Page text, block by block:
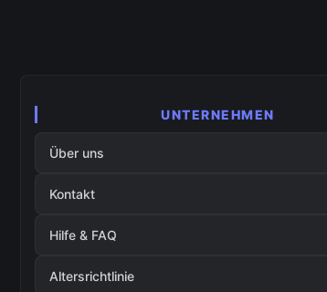
UNTERNEHMEN
Über uns
Kontakt
Hilfe & FAQ
Altersrichtlinie